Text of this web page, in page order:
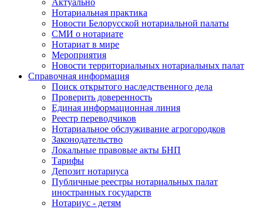
Актуально
Нотариальная практика
Новости Белорусской нотариальной палаты
СМИ о нотариате
Нотариат в мире
Мероприятия
Новости территориальных нотариальных палат
Справочная информация
Поиск открытого наследственного дела
Проверить доверенность
Единая информационная линия
Реестр переводчиков
Нотариальное обслуживание агрогородков
Законодательство
Локальные правовые акты БНП
Тарифы
Депозит нотариуса
Публичные реестры нотариальных палат
иностранных государств
Нотариус - детям